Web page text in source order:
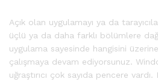
Açık olan uygulamayı ya da
üçlü ya da daha farklı bölümlere
uygulama sayesinde hangisini
çalışmaya devam ediyorsunuz.
uğraştırıcı çok sayıda pencere